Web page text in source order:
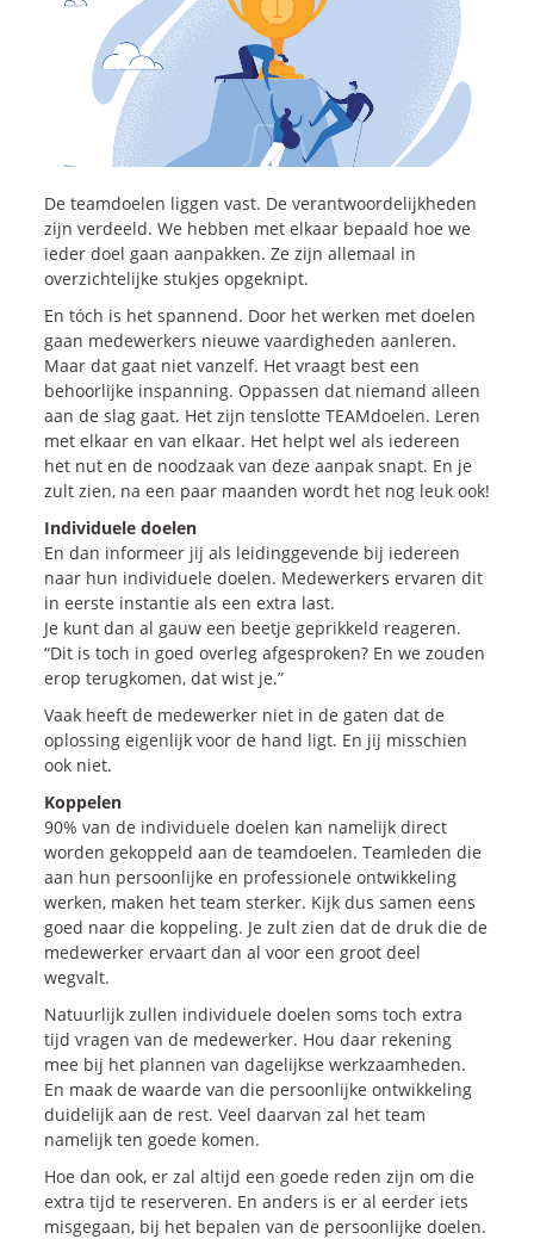
Eenwinnende
Tender
op jeToekomst
Leiderschapbij Transformatie
ProgrammaManagement
inSales
SalesCultuurAssessment
Persoonlijkheidsprofielen
Inspiratie
Blogs
Vlogs
Cases
Neem Contact op
Contact
Inschrijven SalesCultuur-nieuws
De teamdoelen liggen vast. De verantwoordelijkheden
zijn verdeeld. We hebben met elkaar bepaald hoe we
ieder doel gaan aanpakken. Ze zijn allemaal in
overzichtelijke stukjes opgeknipt.
En tóch is het spannend. Door het werken met doelen
gaan medewerkers nieuwe vaardigheden aanleren.
Maar dat gaat niet vanzelf. Het vraagt best een
behoorlijke inspanning. Oppassen dat niemand alleen
aan de slag gaat. Het zijn tenslotte TEAMdoelen. Leren
met elkaar en van elkaar. Het helpt wel als iedereen
het nut en de noodzaak van deze aanpak snapt. En je
zult zien, na een paar maanden wordt het nog leuk ook!
Individuele doelen
En dan informeer jij als leidinggevende bij iedereen
naar hun individuele doelen. Medewerkers ervaren dit
in eerste instantie als een extra last.
Je kunt dan al gauw een beetje geprikkeld reageren.
“Dit is toch in goed overleg afgesproken? En we zouden
erop terugkomen, dat wist je.”
Vaak heeft de medewerker niet in de gaten dat de
oplossing eigenlijk voor de hand ligt. En jij misschien
ook niet.
Koppelen
90% van de individuele doelen kan namelijk direct
worden gekoppeld aan de teamdoelen. Teamleden die
aan hun persoonlijke en professionele ontwikkeling
werken, maken het team sterker. Kijk dus samen eens
goed naar die koppeling. Je zult zien dat de druk die de
medewerker ervaart dan al voor een groot deel
wegvalt.
Natuurlijk zullen individuele doelen soms toch extra
tijd vragen van de medewerker. Hou daar rekening
mee bij het plannen van dagelijkse werkzaamheden.
En maak de waarde van die persoonlijke ontwikkeling
duidelijk aan de rest. Veel daarvan zal het team
namelijk ten goede komen.
Hoe dan ook, er zal altijd een goede reden zijn om die
extra tijd te reserveren. En anders is er al eerder iets
misgegaan, bij het bepalen van de persoonlijke doelen.